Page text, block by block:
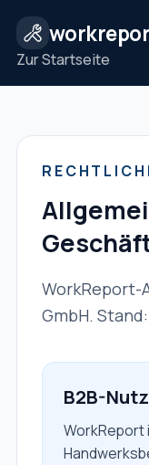
Zur Startseite
WorkReport-
GmbH.
B2B-
WorkReport